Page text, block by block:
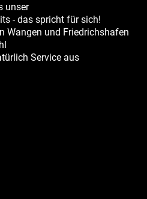
unser
- das spricht für sich!
Wangen und Friedrichshafen
Service aus